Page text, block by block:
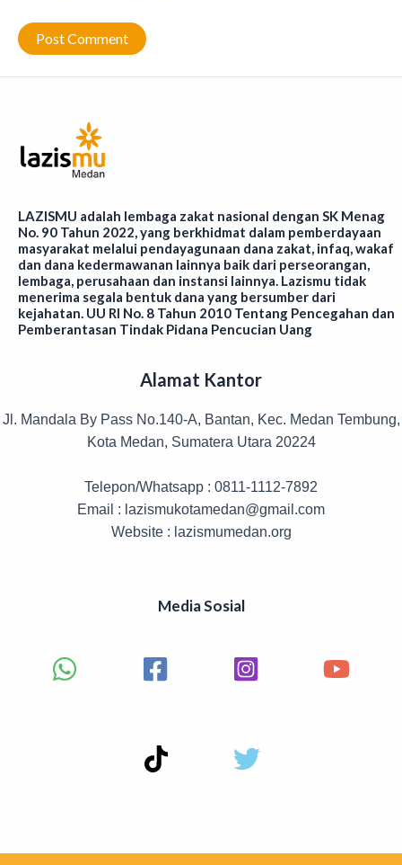
LAZISMU adalah lembaga zakat nasional dengan SK Menag
No. 90 Tahun 2022, yang berkhidmat dalam pemberdayaan
masyarakat melalui pendayagunaan dana zakat, infaq, wakaf
dan dana kedermawanan lainnya baik dari perseorangan,
lembaga, perusahaan dan instansi lainnya. Lazismu tidak
menerima segala bentuk dana yang bersumber dari
kejahatan. UU RI No. 8 Tahun 2010 Tentang Pencegahan dan
Pemberantasan Tindak Pidana Pencucian Uang
Alamat Kantor
Jl. Mandala By Pass No.140-A, Bantan, Kec. Medan Tembung,
Kota Medan, Sumatera Utara 20224
Telepon/Whatsapp : 0811-1112-7892
Email : lazismukotamedan@gmail.com
Website : lazismumedan.org
Media Sosial